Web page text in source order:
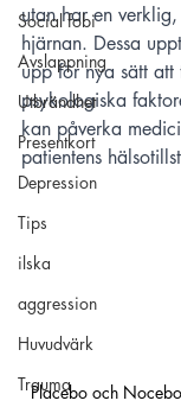
Social fobi
Avslappning
Utbrändhet
Presentkort
Depression
Tips
ilska
aggression
Huvudvärk
Trauma
utan har en
hjärnan. Dessa
upp för nya sätt
psykologiska
kan påverka
patientens
Placebo och